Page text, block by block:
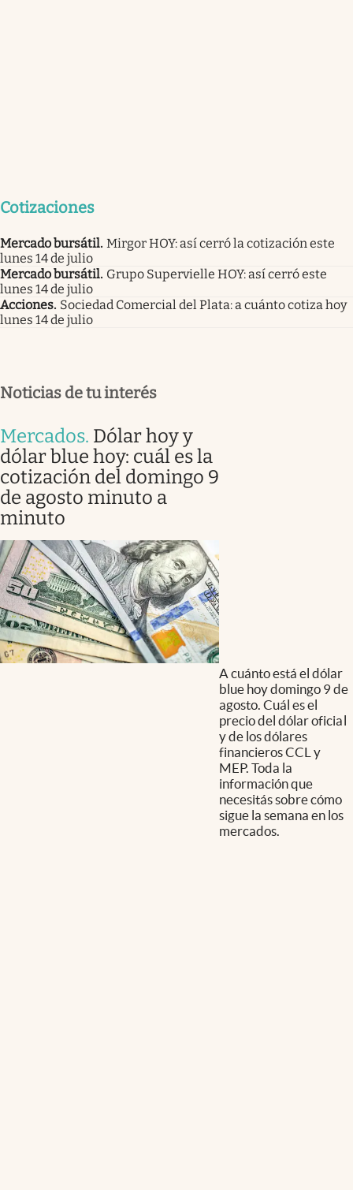
Cotizaciones
Mercado bursátil. Mirgor HOY: así cerró la cotización este
lunes 14 de julio
Mercado bursátil. Grupo Supervielle HOY: así cerró este
lunes 14 de julio
Acciones. Sociedad Comercial del Plata: a cuánto cotiza hoy
lunes 14 de julio
Noticias de tu interés
Mercados. Dólar hoy y
dólar blue hoy: cuál es la
cotización del domingo 9
de agosto minuto a
minuto
A cuánto está el dólar
blue hoy domingo 9 de
agosto. Cuál es el
precio del dólar oficial
y de los dólares
financieros CCL y
MEP. Toda la
información que
necesitás sobre cómo
sigue la semana en los
mercados.